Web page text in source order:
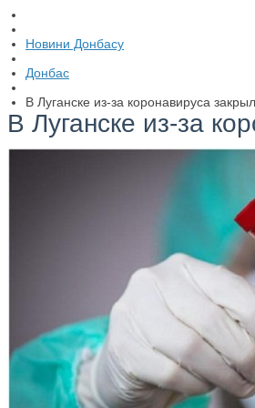
Новини Донбасу
Донбас
В Луганске из-за коронавируса
В Луганске из-за